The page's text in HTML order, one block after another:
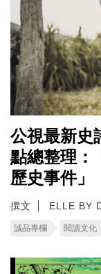
公視最新史
點總整理：
歷史事件」
撰文 ELLE BY
誠品專欄 閱讀文化